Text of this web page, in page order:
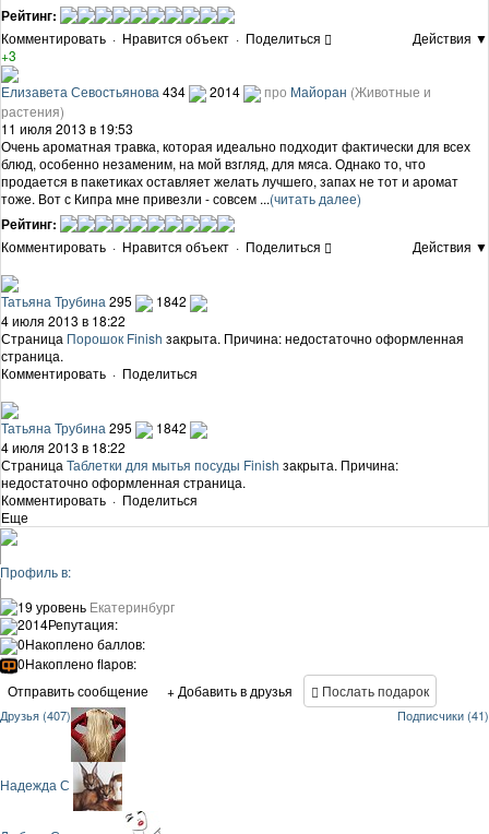
Рейтинг:
Комментировать · Нравится объект · Поделиться
Действия ▼
+3
Елизавета Севостьянова 434 2014 про Майоран (Животные и
растения)
11 июля 2013 в 19:53
Очень ароматная травка, которая идеально подходит фактически для всех
блюд, особенно незаменим, на мой взгляд, для мяса. Однако то, что
продается в пакетиках оставляет желать лучшего, запах не тот и аромат
тоже. Вот с Кипра мне привезли - совсем ...(читать далее)
Рейтинг:
Комментировать · Нравится объект · Поделиться Действия ▼
Татьяна Трубина 295
1842
4 июля 2013 в 18:22
Страница Порошок Finish закрыта. Причина: недостаточно оформленная
страница.
Комментировать · Поделиться
Татьяна Трубина 295
1842
4 июля 2013 в 18:22
Страница Таблетки для мытья посуды Finish закрыта. Причина:
недостаточно оформленная страница.
Комментировать · Поделиться
Еще
Профиль в:
19 уровень Екатеринбург
2014Репутация:
0Накоплено баллов:
0Накоплено flapов:
Отправить сообщение
+ Добавить в друзья Послать подарок
Друзья (407) Подписчики (41)
Надежда С